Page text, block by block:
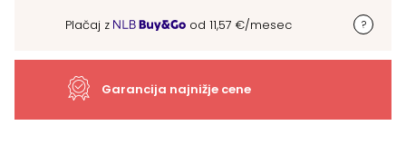
količina
Plačaj z od 11,57 €/mesec
Garancija najnižje cene